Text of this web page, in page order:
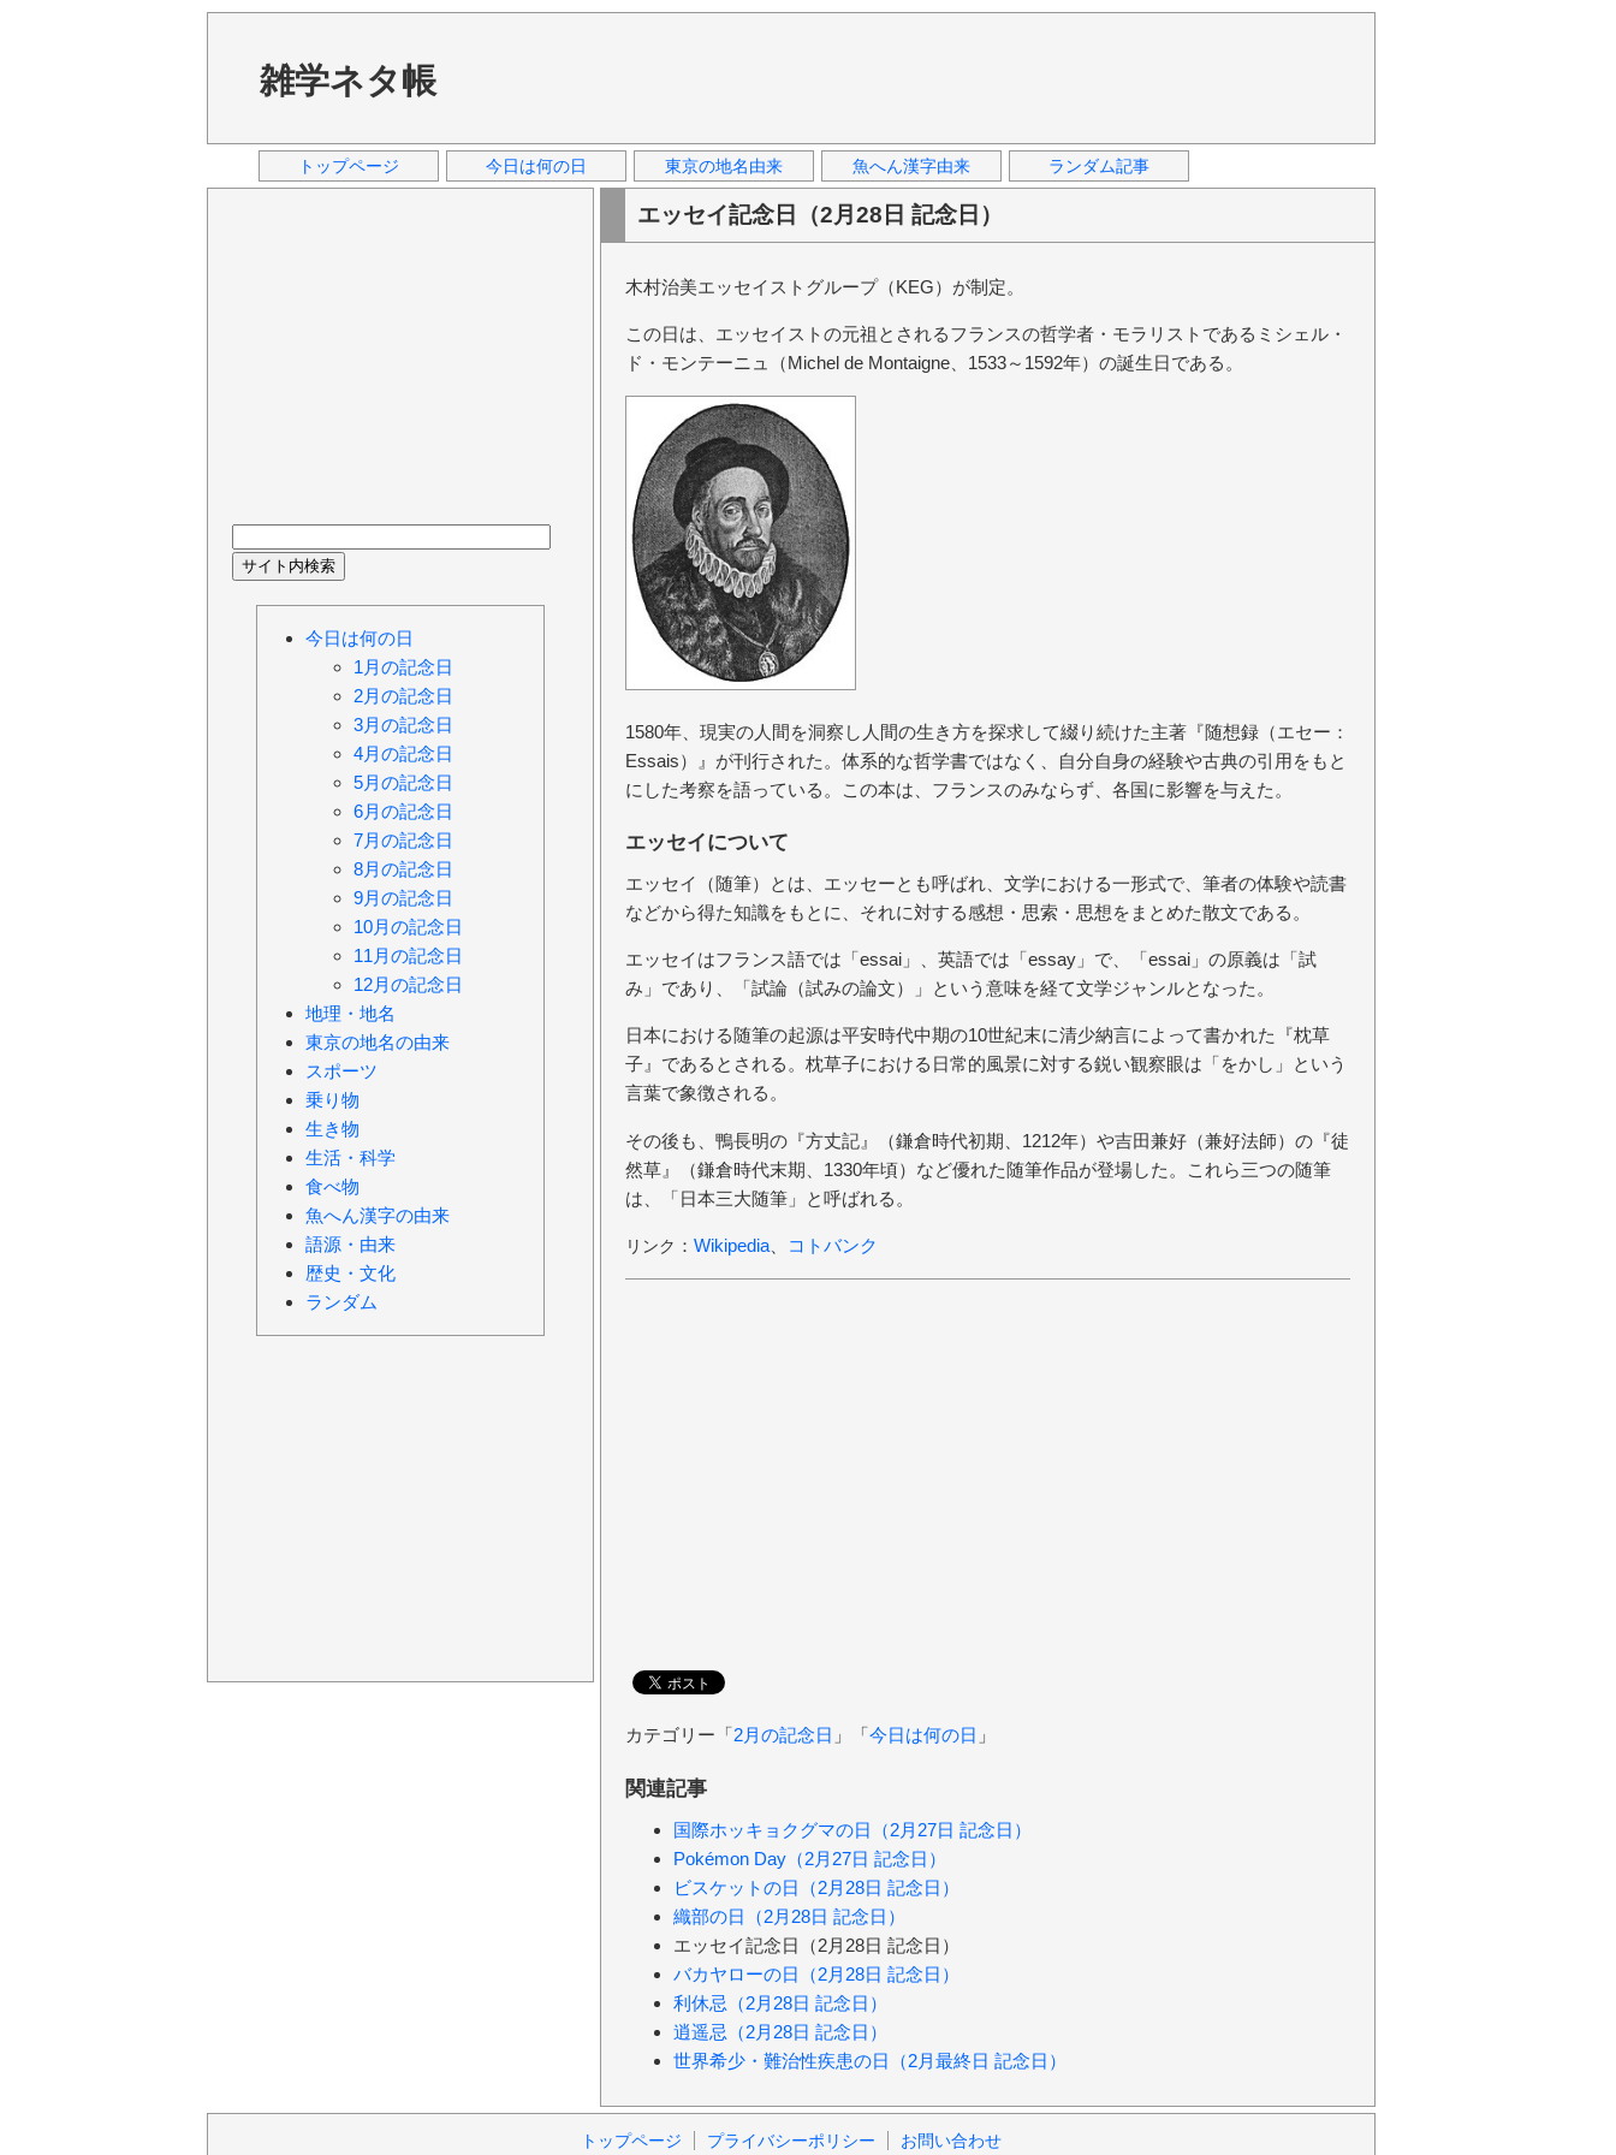
雑学ネタ帳
トップページ 今日は何の日 東京の地名由来 魚へん漢字由来 ランダム記事
エッセイ記念日（2月28日 記念日）
木村治美エッセイストグループ（KEG）が制定。
この日は、エッセイストの元祖とされるフランスの哲学者・モラリストであるミシェル・
ド・モンテーニュ（Michel de Montaigne、1533～1592年）の誕生日である。
1580年、現実の人間を洞察し人間の生き方を探求して綴り続けた主著『随想録（エセー：
Essais）』が刊行された。体系的な哲学書ではなく、自分自身の経験や古典の引用をもと
にした考察を語っている。この本は、フランスのみならず、各国に影響を与えた。
エッセイについて
エッセイ（随筆）とは、エッセーとも呼ばれ、文学における一形式で、筆者の体験や読書
などから得た知識をもとに、それに対する感想・思索・思想をまとめた散文である。
エッセイはフランス語では「essai」、英語では「essay」で、「essai」の原義は「試
み」であり、「試論（試みの論文）」という意味を経て文学ジャンルとなった。
日本における随筆の起源は平安時代中期の10世紀末に清少納言によって書かれた『枕草
子』であるとされる。枕草子における日常的風景に対する鋭い観察眼は「をかし」という
言葉で象徴される。
その後も、鴨長明の『方丈記』（鎌倉時代初期、1212年）や吉田兼好（兼好法師）の『徒
然草』（鎌倉時代末期、1330年頃）など優れた随筆作品が登場した。これら三つの随筆
は、「日本三大随筆」と呼ばれる。
リンク ： Wikipedia コトバンク
カテゴリー「 2月の記念日 」「 今日は何の日 」
関連記事
国際ホッキョクグマの日（2月27日 記念日）
Pokémon Day（2月27日 記念日）
ビスケットの日（2月28日 記念日）
織部の日（2月28日 記念日）
エッセイ記念日（2月28日 記念日）
バカヤローの日（2月28日 記念日）
利休忌（2月28日 記念日）
逍遥忌（2月28日 記念日）
世界希少・難治性疾患の日（2月最終日 記念日）
今日は何の日
1月の記念日
2月の記念日
3月の記念日
4月の記念日
5月の記念日
6月の記念日
7月の記念日
8月の記念日
9月の記念日
10月の記念日
11月の記念日
12月の記念日
地理・地名
東京の地名の由来
スポーツ
乗り物
生き物
生活・科学
食べ物
魚へん漢字の由来
語源・由来
歴史・文化
ランダム
トップページ プライバシーポリシー お問い合わせ